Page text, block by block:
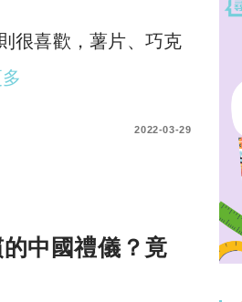
很喜歡，薯片、巧克
2022-03-29
中國禮儀？竟